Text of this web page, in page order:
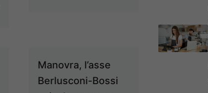
Manovra, l’asse
Berlusconi-Bossi